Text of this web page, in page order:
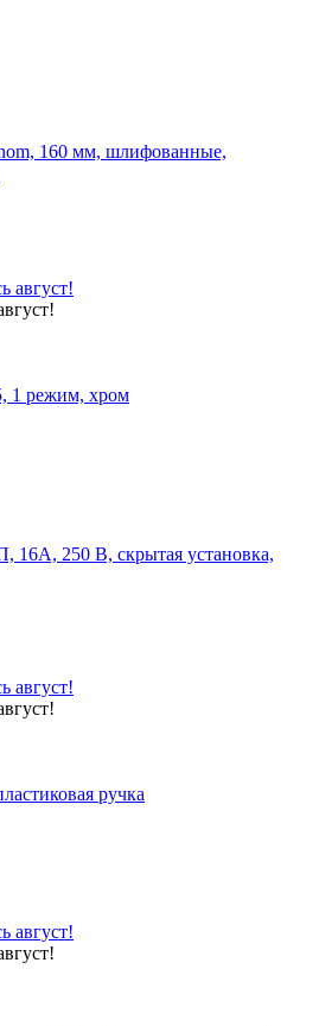
160 мм, шлифованные,
1 режим, хром
16А, 250 В, скрытая установка,
ручка